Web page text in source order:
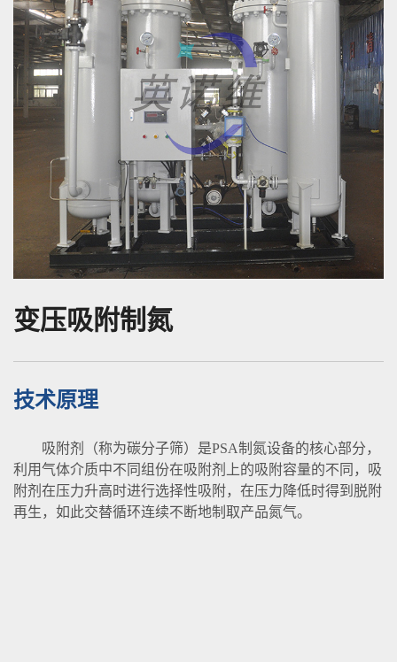
变压吸附制氮
技术原理
吸附剂（称为碳分子筛）是PSA制氮设备的核心部分，
利用气体介质中不同组份在吸附剂上的吸附容量的不同，吸
附剂在压力升高时进行选择性吸附，在压力降低时得到脱附
再生，如此交替循环连续不断地制取产品氮气。